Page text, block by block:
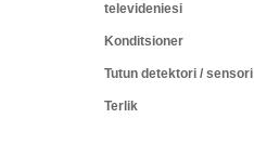
televideniesi
Konditsioner
Tutun detektori / sensori
Terlik